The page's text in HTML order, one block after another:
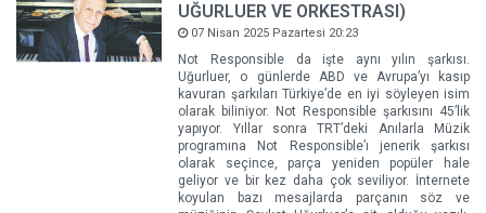
UĞURLUER VE ORKESTRASI)
07 Nisan 2025 Pazartesi 20:23
Not Responsible da işte aynı yılın şarkısı.
Uğurluer, o günlerde ABD ve Avrupa’yı kasıp
kavuran şarkıları Türkiye’de en iyi söyleyen isim
olarak biliniyor. Not Responsible şarkısını 45’lik
yapıyor. Yıllar sonra TRT’deki Anılarla Müzik
programına Not Responsible’ı jenerik şarkısı
olarak seçince, parça yeniden popüler hale
geliyor ve bir kez daha çok seviliyor. İnternete
koyulan bazı mesajlarda parçanın söz ve